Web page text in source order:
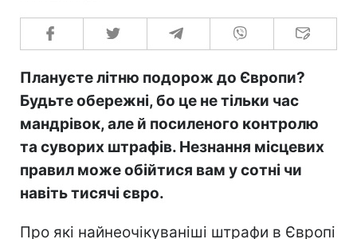
Плануєте літню подорож до Європи?
Будьте обережні, бо це не тільки час
мандрівок, але й посиленого контролю
та суворих штрафів. Незнання місцевих
правил може обійтися вам у сотні чи
навіть тисячі євро.
Про які найнеочікуваніші штрафи в Європі